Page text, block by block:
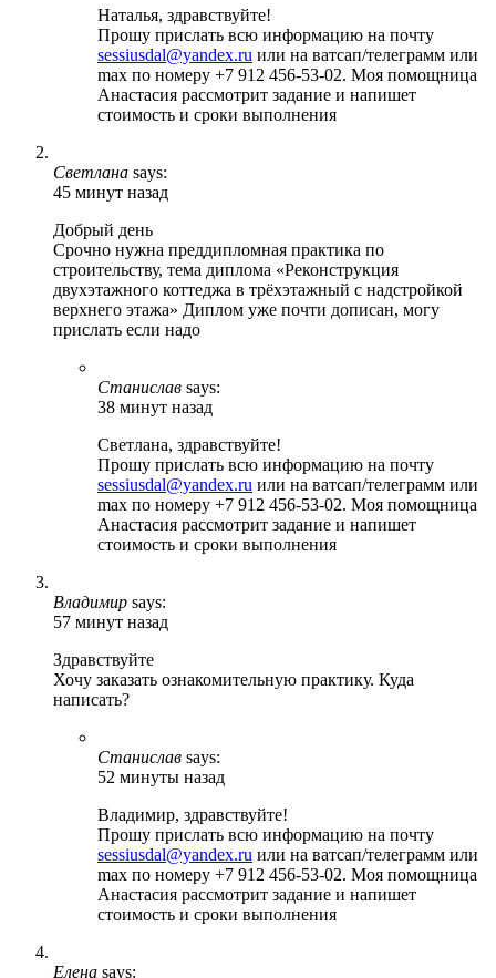
Наталья, здравствуйте!
Прошу прислать всю информацию на почту
sessiusdal@yandex.ru или на ватсап/телеграмм или
max по номеру +7 912 456-53-02. Моя помощница
Анастасия рассмотрит задание и напишет
стоимость и сроки выполнения
Светлана says:
45 минут назад
Добрый день
Срочно нужна преддипломная практика по
строительству, тема диплома «Реконструкция
двухэтажного коттеджа в трёхэтажный с надстройкой
верхнего этажа» Диплом уже почти дописан, могу
прислать если надо
Станислав says:
38 минут назад
Светлана, здравствуйте!
Прошу прислать всю информацию на почту
sessiusdal@yandex.ru или на ватсап/телеграмм или
max по номеру +7 912 456-53-02. Моя помощница
Анастасия рассмотрит задание и напишет
стоимость и сроки выполнения
Владимир says:
57 минут назад
Здравствуйте
Хочу заказать ознакомительную практику. Куда
написать?
Станислав says:
52 минуты назад
Владимир, здравствуйте!
Прошу прислать всю информацию на почту
sessiusdal@yandex.ru или на ватсап/телеграмм или
max по номеру +7 912 456-53-02. Моя помощница
Анастасия рассмотрит задание и напишет
стоимость и сроки выполнения
Елена says: